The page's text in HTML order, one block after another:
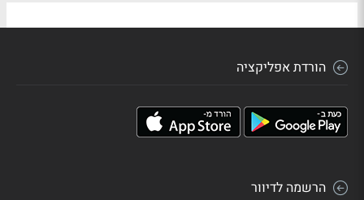
הורדת אפליקציה
הרשמה לדיוור